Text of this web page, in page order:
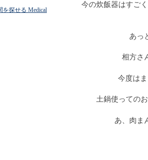
今の炊飯器はすご
あっ
相方さ
今度は
土鍋使っての
あ、肉ま